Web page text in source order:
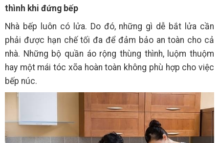
thình khi đứng bếp
Nhà bếp luôn có lửa. Do đó, những gì dễ bắt lửa cần
phải được hạn chế tối đa để đảm bảo an toàn cho cả
nhà. Những bộ quần áo rộng thùng thình, luộm thuộm
hay một mái tóc xõa hoàn toàn không phù hợp cho việc
bếp núc.